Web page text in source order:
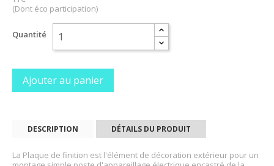
(Dont éco participation)
Quantité
Ajouter au panier
DESCRIPTION DÉTAILS DU PRODUIT
La Plaque de finition est l'élément de décoration extérieur pour un